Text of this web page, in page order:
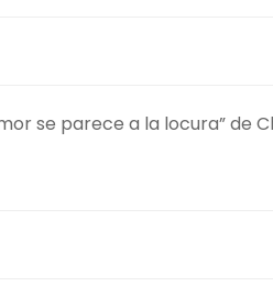
se parece a la locura” de